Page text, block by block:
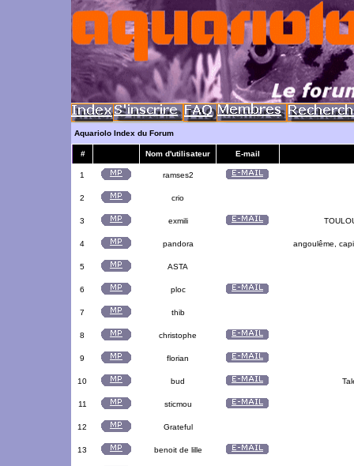
Aquariolo Index du Forum
# Nom d'utilisateur E-mail
1 ramses2
2 crio
3 exmili
4 pandora angoulême,
5 ASTA
6 ploc
7 thib
8 christophe
9 florian
10 bud
11 sticmou
12 Grateful
13 benoit de lille